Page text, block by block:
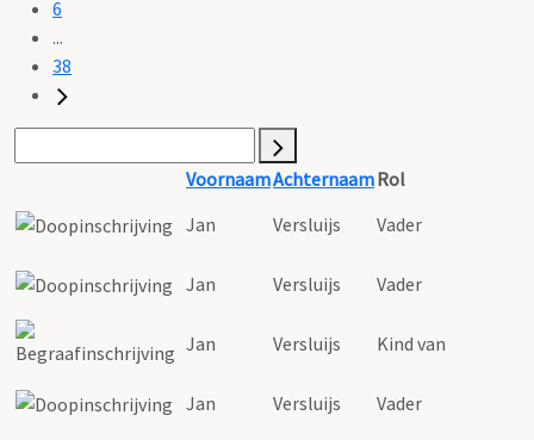
6
...
38
VoornaamAchternaamRol
Jan
Versluijs Vader
Jan Versluijs Vader
Jan Versluijs Kind van
Jan Versluijs Vader